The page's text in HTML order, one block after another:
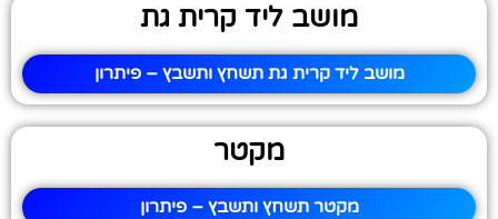
מושב ליד קרית גת
מושב ליד קרית גת תשחץ ותשבץ – פיתרון
מקטר
מקטר תשחץ ותשבץ – פיתרון